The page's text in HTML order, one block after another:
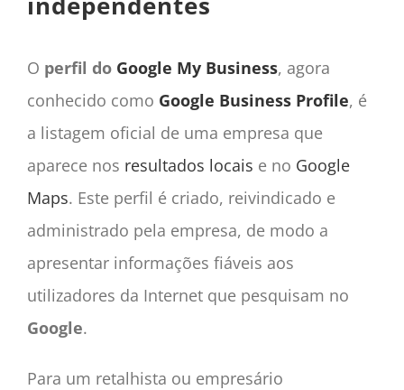
O perfil do Google My Business, agora
conhecido como Google Business Profile, é
a listagem oficial de uma empresa que
aparece nos resultados locais e no Google
Maps. Este perfil é criado, reivindicado e
administrado pela empresa, de modo a
apresentar informações fiáveis aos
utilizadores da Internet que pesquisam no
Google.
Para um retalhista ou empresário